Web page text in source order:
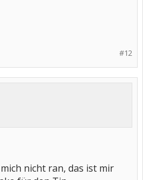
#12
nicht ran, das ist mir